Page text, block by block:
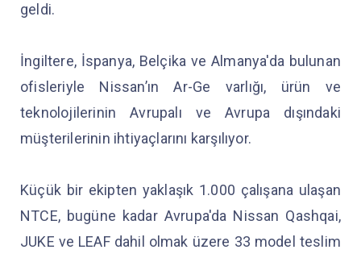
geldi.
İngiltere, İspanya, Belçika ve Almanya'da bulunan
ofisleriyle Nissan’ın Ar-Ge varlığı, ürün ve
teknolojilerinin Avrupalı ve Avrupa dışındaki
müşterilerinin ihtiyaçlarını karşılıyor.
Küçük bir ekipten yaklaşık 1.000 çalışana ulaşan
NTCE, bugüne kadar Avrupa'da Nissan Qashqai,
JUKE ve LEAF dahil olmak üzere 33 model teslim